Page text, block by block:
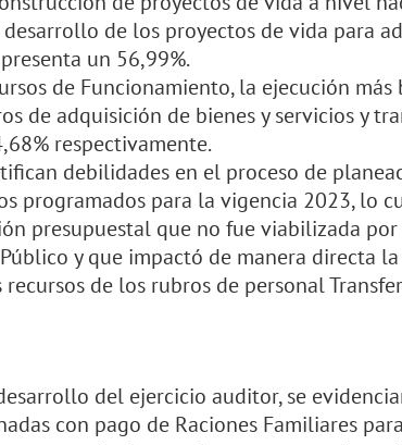
de los proyectos de vida para
un 56,99%.
de Funcionamiento, la ejecución más
de adquisición de bienes y servicios y
respectivamente.
debilidades en el proceso de
programados para la vigencia 2023, lo
presupuestal que no fue viabilizada
y que impactó de manera directa
de los rubros de personal
del ejercicio auditor, se
con pago de Raciones Familiares